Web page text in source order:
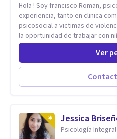
Hola ! Soy francisco Roman,
experiencia, tanto en clinica
psicosocial a victimas de
la oportunidad de trabajar con
todos los espacios y esto me
aprendizajes que ahora pongo a tu
actualidad puedo atenderte de
de lunes a sabado. el costo de
el primer contacto
Ver
Jessica
Psicología